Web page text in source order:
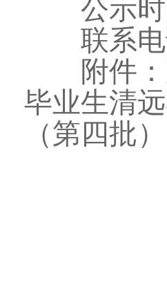
公示时
联系电
附件：
毕业生清
（第四批）